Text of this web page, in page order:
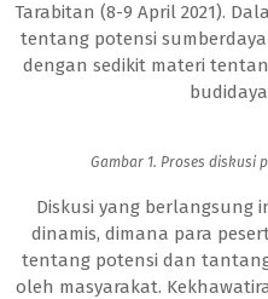
Tarabitan (8-9 April 2021).
tentang potensi
dengan sedikit materi
Gambar 1. Proses diskusi
Diskusi yang berlangsung
dinamis, dimana para
tentang potensi dan
oleh masyarakat.